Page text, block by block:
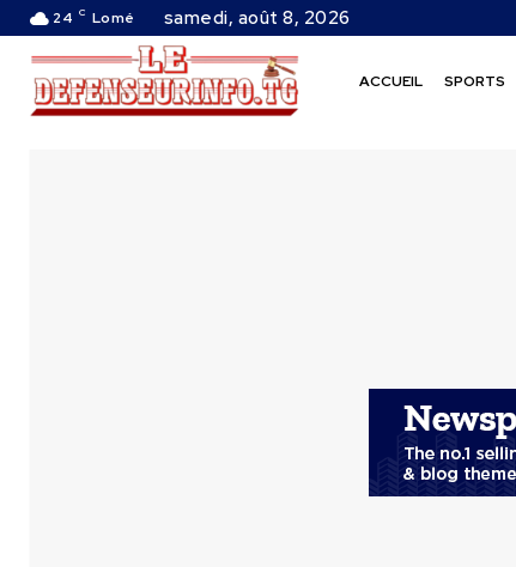
24 C Lomé samedi, août 8, 2026
ACCUEIL SPORTS